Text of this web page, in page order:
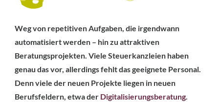
Weg von repetitiven Aufgaben, die irgendwann
automatisiert werden – hin zu attraktiven
Beratungsprojekten. Viele Steuerkanzleien haben
genau das vor, allerdings fehlt das geeignete Personal.
Denn viele der neuen Projekte liegen in neuen
Berufsfeldern, etwa der Digitalisierungsberatung